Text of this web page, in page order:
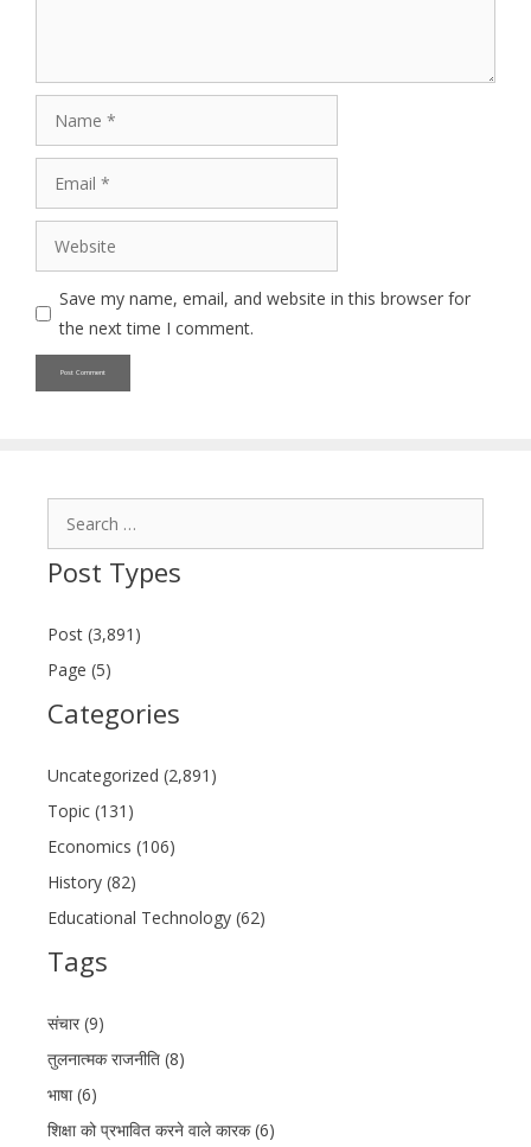
Website
Save my name, email, and website in this browser for
the next time I comment.
Post Types
Post (3,891)
Page (5)
Categories
Uncategorized (2,891)
Topic (131)
Economics (106)
History (82)
Educational Technology (62)
Tags
संचार (9)
तुलनात्मक राजनीति (8)
भाषा (6)
शिक्षा को प्रभावित करने वाले कारक (6)